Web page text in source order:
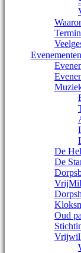
Evenementen
De
De
Oud